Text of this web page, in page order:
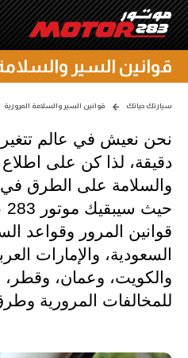
قوانين السير
سيارتك حياتك قوانين السير والسلامة المرورية
والسلامة على الطرق في
للمخالفات المرورية